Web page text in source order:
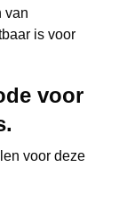
van
is voor
voor
voor deze